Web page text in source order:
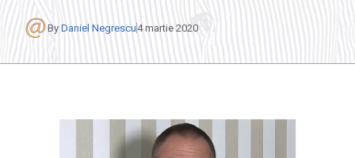
By Daniel Negrescu4 martie 2020